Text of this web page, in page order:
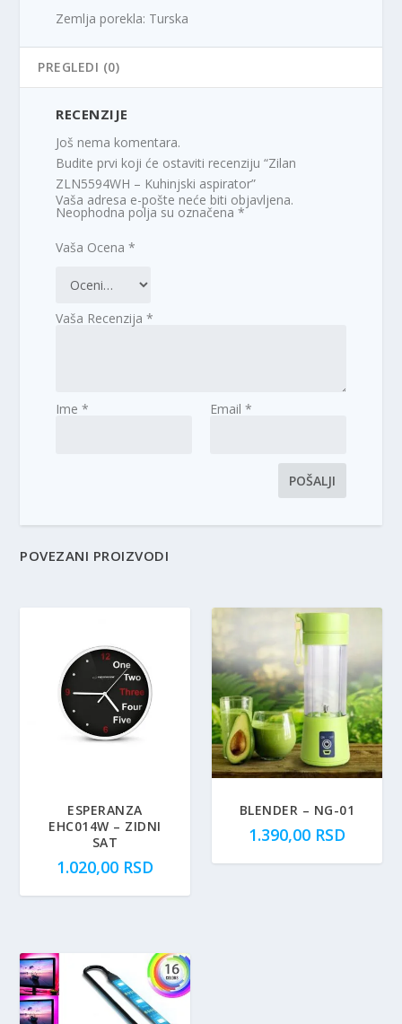
Zemlja porekla: Turska
PREGLEDI (0)
RECENZIJE
Još nema komentara.
Budite prvi koji će ostaviti recenziju “Zilan
ZLN5594WH – Kuhinjski aspirator”
Vaša adresa e-pošte neće biti objavljena.
Neophodna polja su označena*
Vaša Ocena*
Vaša Recenzija*
Ime* Email *
POVEZANI PROIZVODI
ESPERANZA
EHC014W – ZIDNI
SAT
1.020,00 RSD
BLENDER – NG-01
1.390,00 RSD